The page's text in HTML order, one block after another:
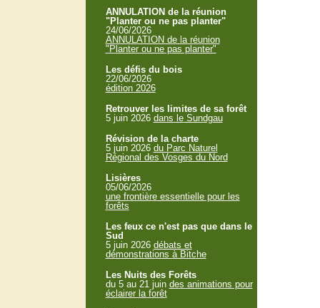
ANNULATION de la réunion
"Planter ou ne pas planter"
24/06/2026
ANNULATION de la réunion
"Planter ou ne pas planter"
Les défis du bois
22/06/2026
édition 2026
Retrouver les limites de sa forêt
5 juin 2026 dans le Sundgau
Révision de la charte
5 juin 2026 du Parc Naturel
Régional des Vosges du Nord
Lisières
05/06/2026
une frontière essentielle pour les
forêts
Les feux ce n'est pas que dans le
Sud
5 juin 2026 débats et
démonstrations à Bitche
Les Nuits des Forêts
du 5 au 21 juin des animations pour
éclairer la forêt